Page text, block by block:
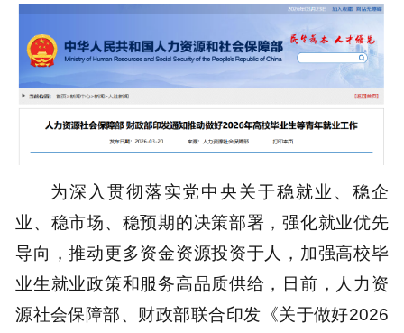
为深入贯彻落实党中央关于稳就业、稳企
业、稳市场、稳预期的决策部署，强化就业优先
导向，推动更多资金资源投资于人，加强高校毕
业生就业政策和服务高品质供给，日前，人力资
源社会保障部、财政部联合印发《关于做好2026